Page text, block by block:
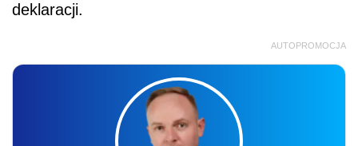
deklaracji.
AUTOPROMOCJA